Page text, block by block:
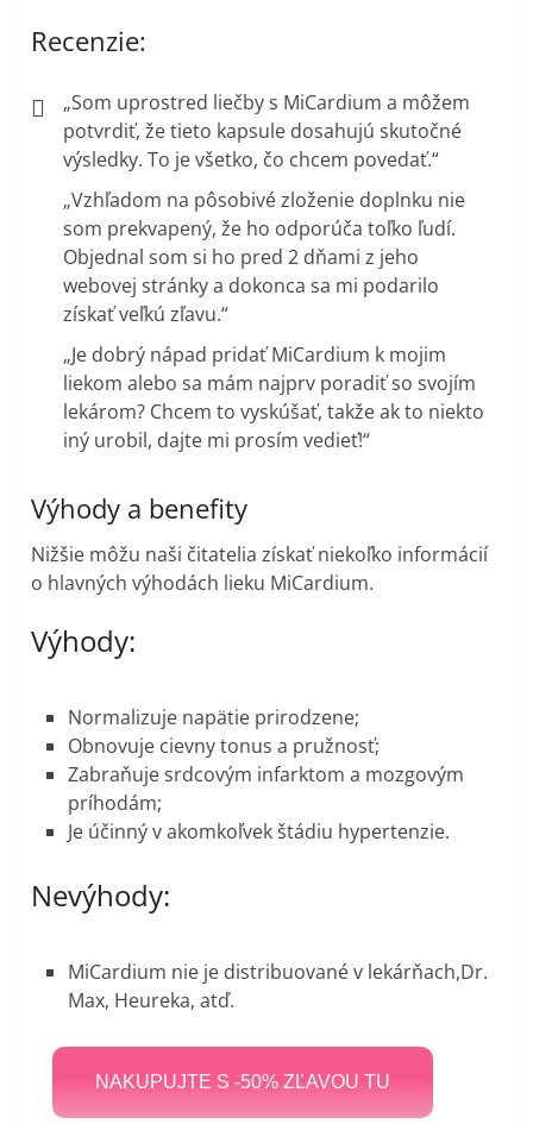
Recenzie:
„Som uprostred liečby s MiCardium a môžem
potvrdiť, že tieto kapsule dosahujú skutočné
výsledky. To je všetko, čo chcem povedať.“
„Vzhľadom na pôsobivé zloženie doplnku nie
som prekvapený, že ho odporúča toľko ľudí.
Objednal som si ho pred 2 dňami z jeho
webovej stránky a dokonca sa mi podarilo
získať veľkú zľavu.“
„Je dobrý nápad pridať MiCardium k mojim
liekom alebo sa mám najprv poradiť so svojím
lekárom? Chcem to vyskúšať, takže ak to niekto
iný urobil, dajte mi prosím vedieť!“
Výhody a benefity
Nižšie môžu naši čitatelia získať niekoľko informácií
o hlavných výhodách lieku MiCardium.
Výhody:
Normalizuje napätie prirodzene;
Obnovuje cievny tonus a pružnosť;
Zabraňuje srdcovým infarktom a mozgovým
príhodám;
Je účinný v akomkoľvek štádiu hypertenzie.
Nevýhody:
MiCardium nie je distribuované v lekárňach,Dr.
Max, Heureka, atď.
NAKUPUJTE S -50% ZĽAVOU TU